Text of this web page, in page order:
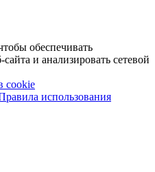
обеспечивать
и анализировать сетевой
cookie
использования